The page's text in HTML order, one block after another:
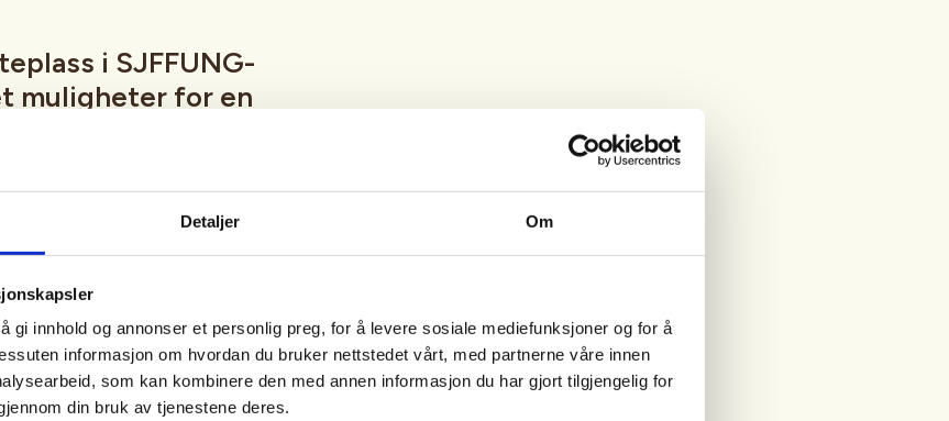
Detaljer Om
gi innhold og annonser et personlig preg, for å levere sosiale mediefunksjoner og for å
informasjon om hvordan du bruker nettstedet vårt, med partnerne våre innen
som kan kombinere den med annen informasjon du har gjort tilgjengelig for
din bruk av tjenestene deres.
i SJFFUNG-
muligheter for en
innom utvalgets
og mye, mye
hele året med unntak av
hytteturer, jakt eller
og på sosiale medier